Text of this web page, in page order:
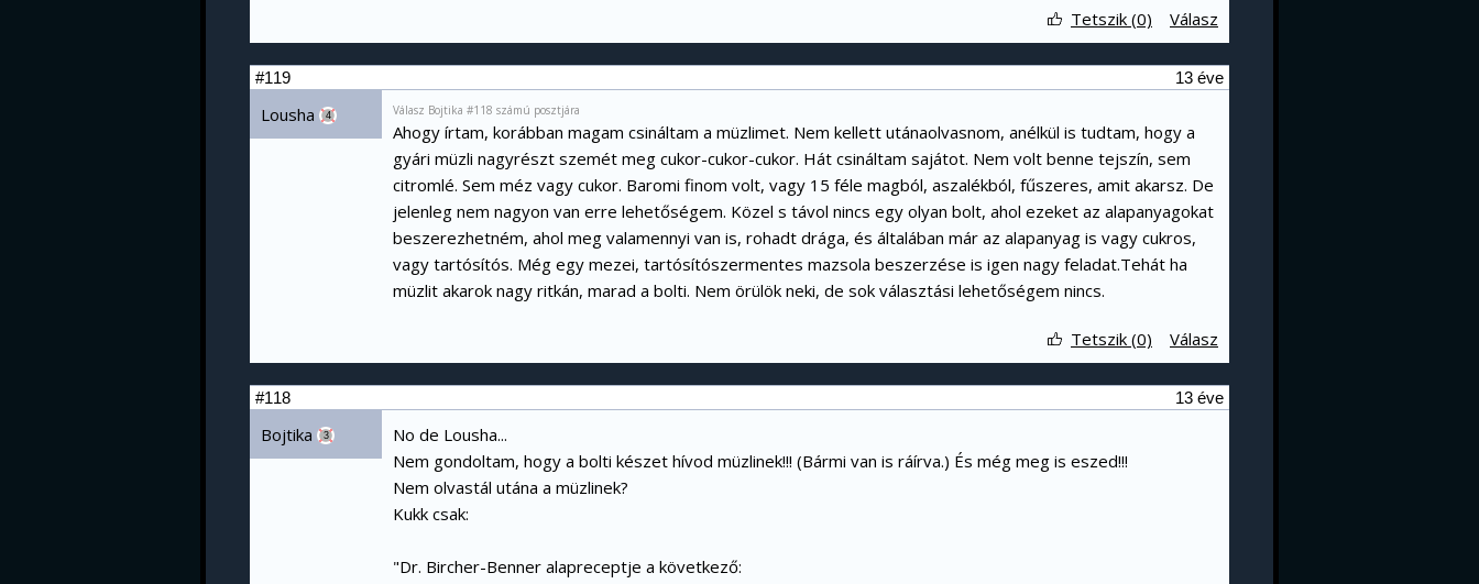
Válasz
Tetszik (0)
13 éve
#119
Lousha 4 Válasz Bojtika #118 számú posztjára
Ahogy írtam, korábban magam csináltam a müzlimet. Nem kellett utánaolvasnom, anélkül is tudtam, hogy a
gyári müzli nagyrészt szemét meg cukor-cukor-cukor. Hát csináltam sajátot. Nem volt benne tejszín, sem
citromlé. Sem méz vagy cukor. Baromi finom volt, vagy 15 féle magból, aszalékból, fűszeres, amit akarsz. De
jelenleg nem nagyon van erre lehetőségem. Közel s távol nincs egy olyan bolt, ahol ezeket az alapanyagokat
beszerezhetném, ahol meg valamennyi van is, rohadt drága, és általában már az alapanyag is vagy cukros,
vagy tartósítós. Még egy mezei, tartósítószermentes mazsola beszerzése is igen nagy feladat.Tehát ha
müzlit akarok nagy ritkán, marad a bolti. Nem örülök neki, de sok választási lehetőségem nincs.
Válasz
Tetszik (0)
13 éve
#118
Bojtika 3
No de Lousha...
Nem gondoltam, hogy a bolti készet hívod müzlinek!!! (Bármi van is ráírva.) És még meg is eszed!!!
Nem olvastál utána a müzlinek?
Kukk csak:
"Dr. Bircher-Benner alapreceptje a következő: